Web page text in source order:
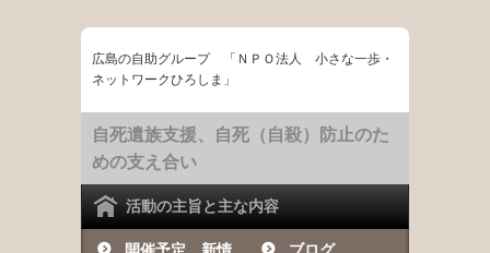
広島の自助グループ 「ＮＰＯ法人 小さな一歩・
ネットワークひろしま」
自死遺族支援、自死（自殺）防止のた
めの支え合い
活動の主旨と主な内容